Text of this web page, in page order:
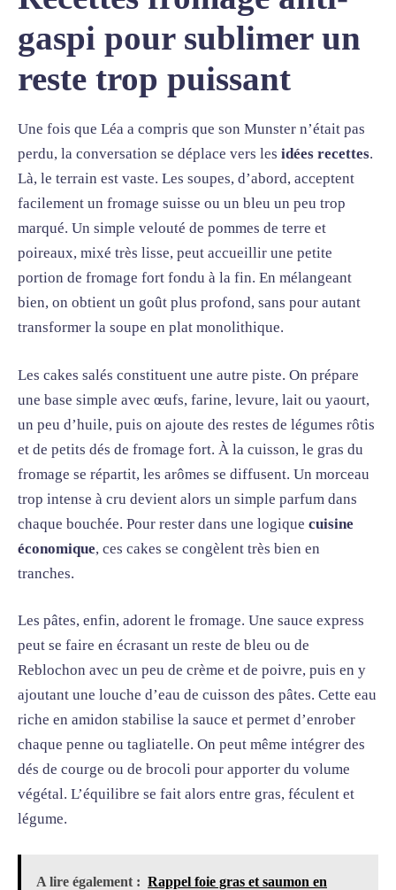
gaspi pour sublimer un
reste trop puissant
Une fois que Léa a compris que son Munster n’était pas
perdu, la conversation se déplace vers les idées recettes.
Là, le terrain est vaste. Les soupes, d’abord, acceptent
facilement un fromage suisse ou un bleu un peu trop
marqué. Un simple velouté de pommes de terre et
poireaux, mixé très lisse, peut accueillir une petite
portion de fromage fort fondu à la fin. En mélangeant
bien, on obtient un goût plus profond, sans pour autant
transformer la soupe en plat monolithique.
Les cakes salés constituent une autre piste. On prépare
une base simple avec œufs, farine, levure, lait ou yaourt,
un peu d’huile, puis on ajoute des restes de légumes rôtis
et de petits dés de fromage fort. À la cuisson, le gras du
fromage se répartit, les arômes se diffusent. Un morceau
trop intense à cru devient alors un simple parfum dans
chaque bouchée. Pour rester dans une logique cuisine
économique, ces cakes se congèlent très bien en
tranches.
Les pâtes, enfin, adorent le fromage. Une sauce express
peut se faire en écrasant un reste de bleu ou de
Reblochon avec un peu de crème et de poivre, puis en y
ajoutant une louche d’eau de cuisson des pâtes. Cette eau
riche en amidon stabilise la sauce et permet d’enrober
chaque penne ou tagliatelle. On peut même intégrer des
dés de courge ou de brocoli pour apporter du volume
végétal. L’équilibre se fait alors entre gras, féculent et
légume.
A lire également : Rappel foie gras et saumon en